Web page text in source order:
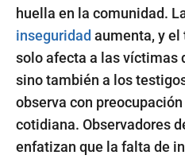
huella en la comunidad.
inseguridad aumenta, y
solo afecta a las víctimas
sino también a los
observa con
cotidiana. Observadores
enfatizan que la falta de